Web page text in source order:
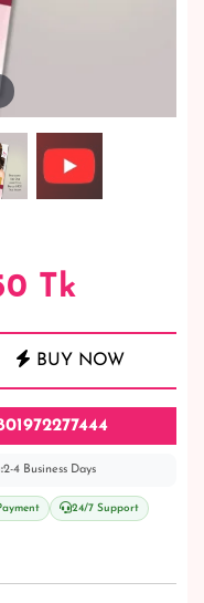
Tk
BUY NOW
2-4 Business Days
24/7 Support